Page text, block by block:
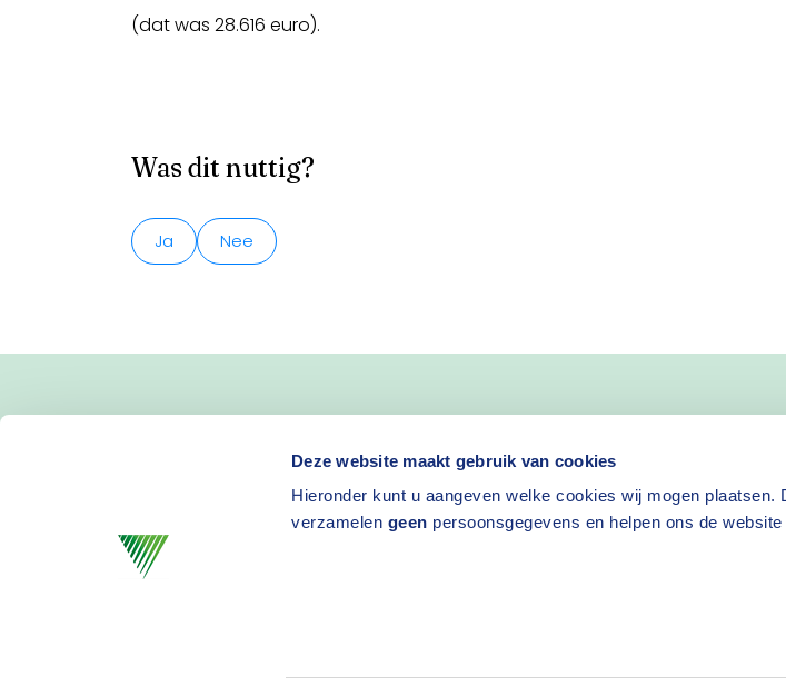
Deze website maakt gebruik van cookies
Hieronder kunt u aangeven welke cookies wij mogen
verzamelen geen persoonsgegevens en helpen ons de
(dat was 28.616 euro).
Was dit nuttig?
Ja Nee
Blijf op de hoogte van nieuws
en activiteiten
Nieuwsbrief